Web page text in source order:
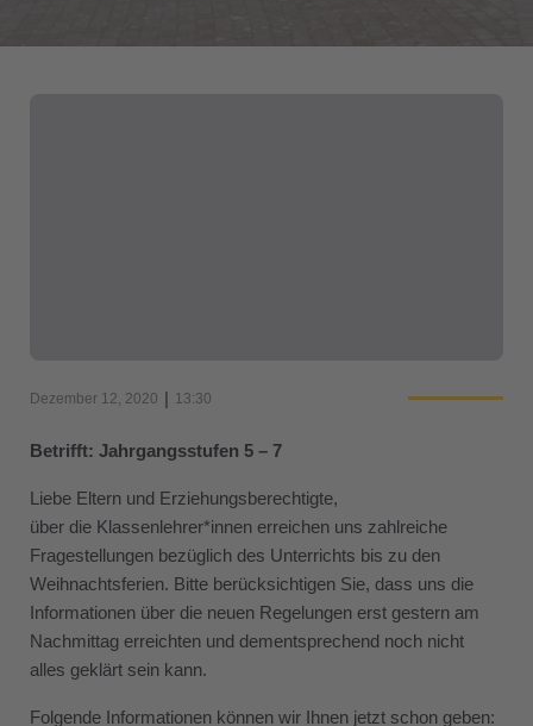
Dezember 12, 2020 | 13:30
Betrifft: Jahrgangsstufen 5 – 7
Liebe Eltern und Erziehungsberechtigte,
über die Klassenlehrer*innen erreichen uns zahlreiche
Fragestellungen bezüglich des Unterrichts bis zu den
Weihnachtsferien. Bitte berücksichtigen Sie, dass uns die
Informationen über die neuen Regelungen erst gestern am
Nachmittag erreichten und dementsprechend noch nicht
alles geklärt sein kann.
Folgende Informationen können wir Ihnen jetzt schon geben: